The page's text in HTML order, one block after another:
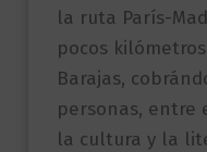
la ruta París-
pocos
Barajas,
personas, entre
la cultura y la